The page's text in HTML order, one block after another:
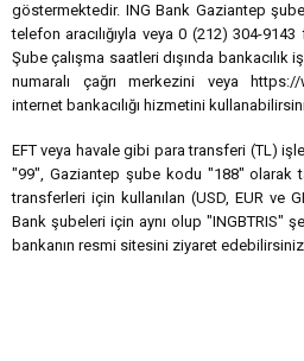
göstermektedir. ING Bank Gaziantep
telefon aracılığıyla veya 0 (212) 304-
Şube çalışma saatleri dışında
numaralı çağrı merkezini veya
internet bankacılığı hizmetini
EFT veya havale gibi para transferi (TL)
"99", Gaziantep şube kodu "188" olarak
transferleri için kullanılan (USD, EUR ve
Bank şubeleri için aynı olup "INGBTRIS"
bankanın resmi sitesini ziyaret